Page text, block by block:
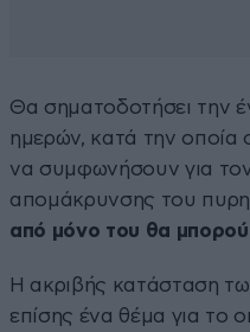
Θα σηματοδοτήσει την
ημερών, κατά την οποία
να συμφωνήσουν για
απομάκρυνσης του
από μόνο του θα
Η ακριβής κατάσταση
επίσης ένα θέμα για το